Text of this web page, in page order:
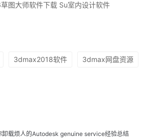
图大师软件下载 Su室内设计软件
3dmax2018软件 3dmax网盘资源
卸载烦人的Autodesk genuine service经验总结